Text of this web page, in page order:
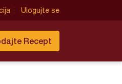
Ulogujte se
Recept